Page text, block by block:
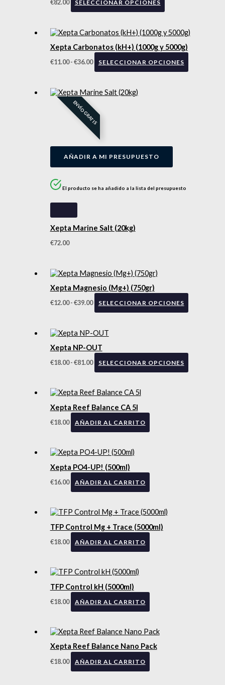
€82.00 SELECCIONAR OPCIONES
Xepta Carbonatos (kH+) (1000g y 5000g)
€11.00 -€36.00 SELECCIONAR OPCIONES
ENVÍO GRATIS
AÑADIR A MI PRESUPUESTO
El producto se ha añadido a la lista del presupuesto
Xepta Marine Salt (20kg)
€72.00
Xepta Magnesio (Mg+) (750gr)
€12.00 -€39.00 SELECCIONAR OPCIONES
Xepta NP-OUT
€18.00 -€81.00 SELECCIONAR OPCIONES
Xepta Reef Balance CA 5l
€18.00 AÑADIR AL CARRITO
Xepta PO4-UP! (500ml)
€16.00 AÑADIR AL CARRITO
TFP Control Mg + Trace (5000ml)
€18.00 AÑADIR AL CARRITO
TFP Control kH (5000ml)
€18.00 AÑADIR AL CARRITO
Xepta Reef Balance Nano Pack
€18.00 AÑADIR AL CARRITO